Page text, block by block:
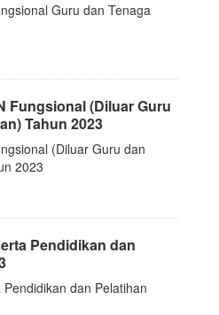
Guru dan Tenaga
Fungsional (Diluar Guru
Tahun 2023
(Diluar Guru dan
2023
Pendidikan dan
dan Pelatihan